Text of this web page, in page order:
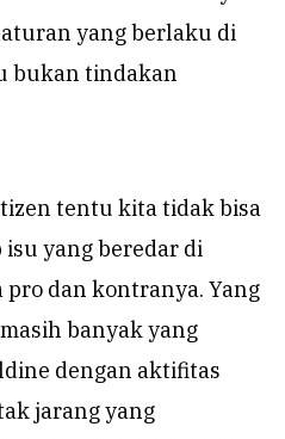
yang berlaku di
bukan tindakan
tentu kita tidak bisa
yang beredar di
dan kontranya. Yang
banyak yang
dengan aktifitas
jarang yang